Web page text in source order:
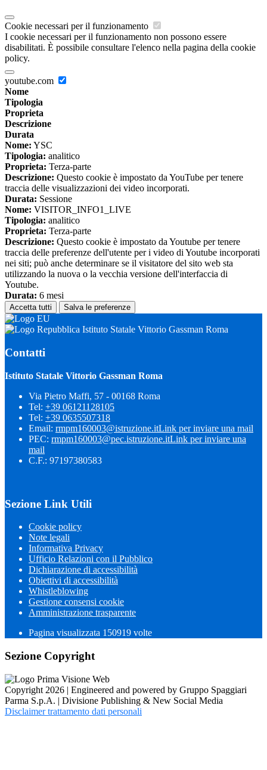
Cookie necessari per il funzionamento
I cookie necessari per il funzionamento non possono essere
disabilitati. È possibile consultare l'elenco nella pagina della cookie
policy.
youtube.com
Nome
Tipologia
Proprieta
Descrizione
Durata
Nome: YSC
Tipologia: analitico
Proprieta: Terza-parte
Descrizione: Questo cookie è impostato da YouTube per tenere
traccia delle visualizzazioni dei video incorporati.
Durata: Sessione
Nome: VISITOR_INFO1_LIVE
Tipologia: analitico
Proprieta: Terza-parte
Descrizione: Questo cookie è impostato da Youtube per tenere
traccia delle preferenze dell'utente per i video di Youtube incorporati
nei siti; può anche determinare se il visitatore del sito web sta
utilizzando la nuova o la vecchia versione dell'interfaccia di
Youtube.
Durata: 6 mesi
Accetta tutti Salva le preferenze
Istituto Statale Vittorio Gassman Roma
Contatti
Istituto Statale Vittorio Gassman Roma
Via Pietro Maffi, 57 - 00168 Roma
Tel: +39 06121128105
Tel: +39 0635507318
Email: rmpm160003@istruzione.itLink per inviare una mail
PEC: rmpm160003@pec.istruzione.itLink per inviare una
mail
C.F.: 97197380583
Sezione Link Utili
Cookie policy
Note legali
Informativa Privacy
Ufficio Relazioni con il Pubblico
Dichiarazione di accessibilità
Obiettivi di accessibilità
Whistleblowing
Gestione consensi cookie
Amministrazione trasparente
Pagina visualizzata 150919 volte
Sezione Copyright
Copyright 2026 | Engineered and powered by Gruppo Spaggiari
Parma S.p.A. | Divisione Publishing & New Social Media
Disclaimer trattamento dati personali